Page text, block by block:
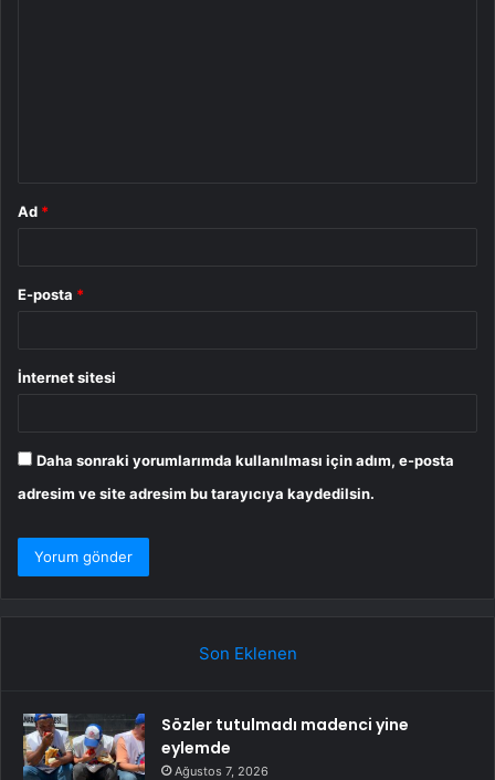
Ad *
E-posta *
İnternet sitesi
Daha sonraki yorumlarımda kullanılması için adım, e-posta
adresim ve site adresim bu tarayıcıya kaydedilsin.
Son Eklenen
Sözler tutulmadı madenci yine
eylemde
Ağustos 7, 2026